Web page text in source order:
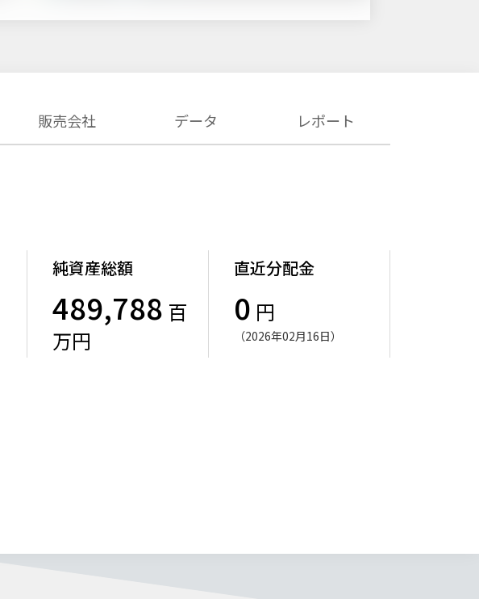
販売会社 データ レポート
純資産総額
489,788 百
万円
直近分配金
0 円
（2026年02月16日）